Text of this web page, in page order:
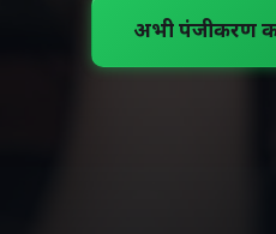
अभी पंजीकरण